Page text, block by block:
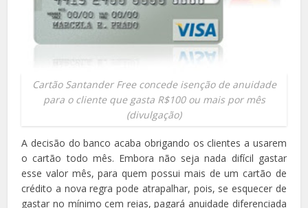
Cartão Santander Free concede isenção de anuidade
para o cliente que gasta R$100 ou mais por mês
(divulgação)
A decisão do banco acaba obrigando os clientes a usarem
o cartão todo mês. Embora não seja nada difícil gastar
esse valor mês, para quem possui mais de um cartão de
crédito a nova regra pode atrapalhar, pois, se esquecer de
gastar no mínimo cem reias, pagará anuidade diferenciada